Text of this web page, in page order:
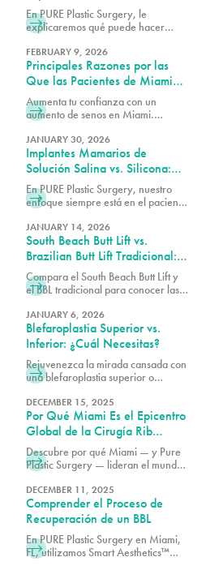
Restaurar los Senos Después
del Embarazo
En PURE Plastic Surgery, le
explicaremos qué puede hacer
del embarazo y cómo determinar
cuál es la adecuada para usted.
FEBRUARY 9, 2026
Principales Razones por las
Que las Pacientes de Miami
Eligen el Aumento de Senos
Aumenta tu confianza con un
aumento de senos en Miami.
eligen este popular procedimiento
para obtener resultados más
voluminosos y de aspecto natural.
JANUARY 30, 2026
Implantes Mamarios de
Solución Salina vs. Silicona:
Cómo Elegir la Opción
Adecuada para Tu Cuerpo
En PURE Plastic Surgery, nuestro
enfoque siempre está en el paciente
con nuestro aumento de senos en
Miami, FL.
JANUARY 14, 2026
South Beach Butt Lift vs.
Brazilian Butt Lift Tradicional:
¿En Qué Se Diferencian los
Resultados?
Compara el South Beach Butt Lift y
el BBL tradicional para conocer las
procedimiento en cuanto a la
técnica, la recuperación, el
aumento de volumen y los
resultados generales.
JANUARY 6, 2026
Blefaroplastia Superior vs.
Inferior: ¿Cuál Necesitas?
Rejuvenezca la mirada cansada con
una blefaroplastia superior o
qué trata cada procedimiento y cuál
es la mejor opción para sus
objetivos.
DECEMBER 15, 2025
Por Qué Miami Es el Epicentro
Global de la Cirugía Rib
Remodel
Descubre por qué Miami — y Pure
Plastic Surgery — lideran el mundo
cómo el Dr. Earle combina
seguridad, arte e innovación para
lograr los resultados más avanzados
en contorno de cintura.
DECEMBER 11, 2025
Comprender el Proceso de
Recuperación de un BBL
En PURE Plastic Surgery en Miami,
FL, utilizamos Smart Aesthetics™